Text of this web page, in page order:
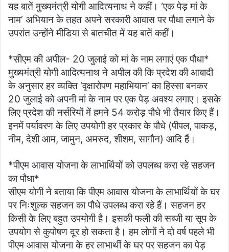
यह बातें मुख्यमंत्री योगी आदित्यनाथ ने कहीं। ‘एक पेड़ मां के
नाम’ अभियान के तहत अपने सरकारी आवास पर पौधा लगाने के
उपरांत उन्होंने मीडिया से बातचीत में यह बातें कहीं।
*सीएम की अपील- 20 जुलाई को मां के नाम लगाएं एक पौधा*
मुख्यमंत्री योगी आदित्यनाथ ने अपील की कि प्रदेश की आबादी
के अनुसार हर व्यक्ति ‘वृक्षारोपण महाभियान’ का हिस्सा बनकर
20 जुलाई को अपनी मां के नाम पर एक पेड़ अवश्य लगाए। इसके
लिए प्रदेश की नर्सरियों में हमने 54 करोड़ पौधे भी तैयार किए हैं।
इनमें पर्यावरण के लिए उपयोगी हर प्रकार के पौधे (पीपल, पाकड़,
नीम, देशी आम, जामुन, अमरुद, शीशम, सागौन) आदि हैं।
*पीएम आवास योजना के लाभार्थियों को उपलब्ध करा रहे सहजन
का पौधा*
सीएम योगी ने बताया कि पीएम आवास योजना के लाभार्थियों के घर
पर निःशुल्क सहजन का पौधे उपलब्ध करा रहे हैं। सहजन हर
किसी के लिए बहुत उपयोगी है। इसकी फली की सब्जी या सूप के
उपयोग से कुपोषण दूर हो सकता है। हम लोगों ने दो वर्ष पहले भी
पीएम आवास योजना के हर लाभार्थी के घर पर सहजन का पेड़